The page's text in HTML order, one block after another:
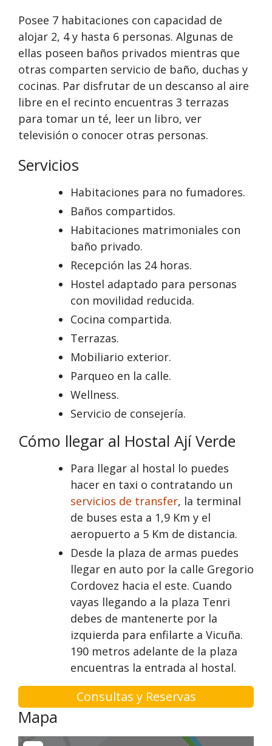
Posee 7 habitaciones con capacidad de
alojar 2, 4 y hasta 6 personas. Algunas de
ellas poseen baños privados mientras que
otras comparten servicio de baño, duchas y
cocinas. Par disfrutar de un descanso al aire
libre en el recinto encuentras 3 terrazas
para tomar un té, leer un libro, ver
televisión o conocer otras personas.
Servicios
Habitaciones para no fumadores.
Baños compartidos.
Habitaciones matrimoniales con
baño privado.
Recepción las 24 horas.
Hostel adaptado para personas
con movilidad reducida.
Cocina compartida.
Terrazas.
Mobiliario exterior.
Parqueo en la calle.
Wellness.
Servicio de consejería.
Cómo llegar al Hostal Ají Verde
Para llegar al hostal lo puedes
hacer en taxi o contratando un
servicios de transfer, la terminal
de buses esta a 1,9 Km y el
aeropuerto a 5 Km de distancia.
Desde la plaza de armas puedes
llegar en auto por la calle Gregorio
Cordovez hacia el este. Cuando
vayas llegando a la plaza Tenri
debes de mantenerte por la
izquierda para enfilarte a Vicuña.
190 metros adelante de la plaza
encuentras la entrada al hostal.
Consultas y Reservas
Mapa